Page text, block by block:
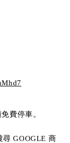
費停車。
尋 GOOGLE 商